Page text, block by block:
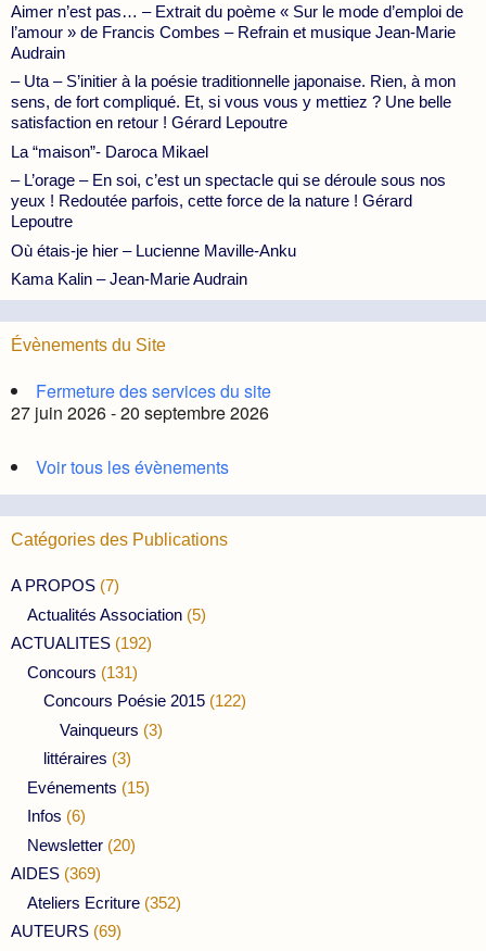
Aimer n’est pas… – Extrait du poème « Sur le mode d’emploi de
l’amour » de Francis Combes – Refrain et musique Jean-Marie
Audrain
– Uta – S’initier à la poésie traditionnelle japonaise. Rien, à mon
sens, de fort compliqué. Et, si vous vous y mettiez ? Une belle
satisfaction en retour ! Gérard Lepoutre
La “maison”- Daroca Mikael
– L’orage – En soi, c’est un spectacle qui se déroule sous nos
yeux ! Redoutée parfois, cette force de la nature ! Gérard
Lepoutre
Où étais-je hier – Lucienne Maville-Anku
Kama Kalin – Jean-Marie Audrain
Évènements du Site
Fermeture des services du site
27 juin 2026 - 20 septembre 2026
Voir tous les évènements
Catégories des Publications
A PROPOS (7)
Actualités Association (5)
ACTUALITES (192)
Concours (131)
Concours Poésie 2015 (122)
Vainqueurs (3)
littéraires (3)
Evénements (15)
Infos (6)
Newsletter (20)
AIDES (369)
Ateliers Ecriture (352)
AUTEURS (69)